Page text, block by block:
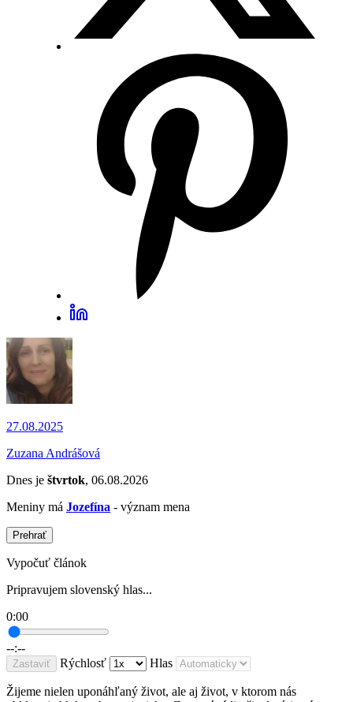
27.08.2025
Zuzana Andrášová
Dnes je štvrtok, 06.08.2026
Meniny má Jozefína - význam mena
Prehrať
Vypočuť článok
Pripravujem slovenský hlas...
0:00
--:--
Zastaviť Rýchlosť Hlas
Žijeme nielen uponáhľaný život, ale aj život, v ktorom nás